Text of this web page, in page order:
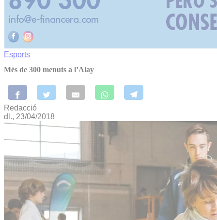
Esports
Més de 300 menuts a l’Alay
Redacció
dl., 23/04/2018